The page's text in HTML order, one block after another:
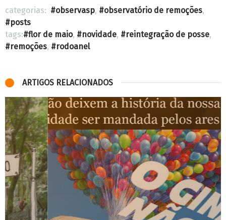
categorias: observasp, observatório de remoções,
posts
tags: flor de maio, novidade, reintegração de posse,
remoções, rodoanel
ARTIGOS RELACIONADOS